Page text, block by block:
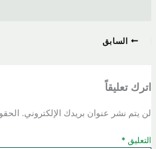
السابق
اترك تعليقاً
لن يتم نشر عنوان بريدك الإلكتروني.
التعليق *